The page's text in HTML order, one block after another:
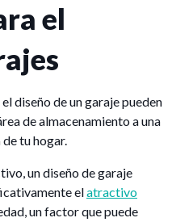
el
diseño de un garaje pueden
de almacenamiento a una
tu hogar.
un diseño de garaje
elatractivo
un factor que puede